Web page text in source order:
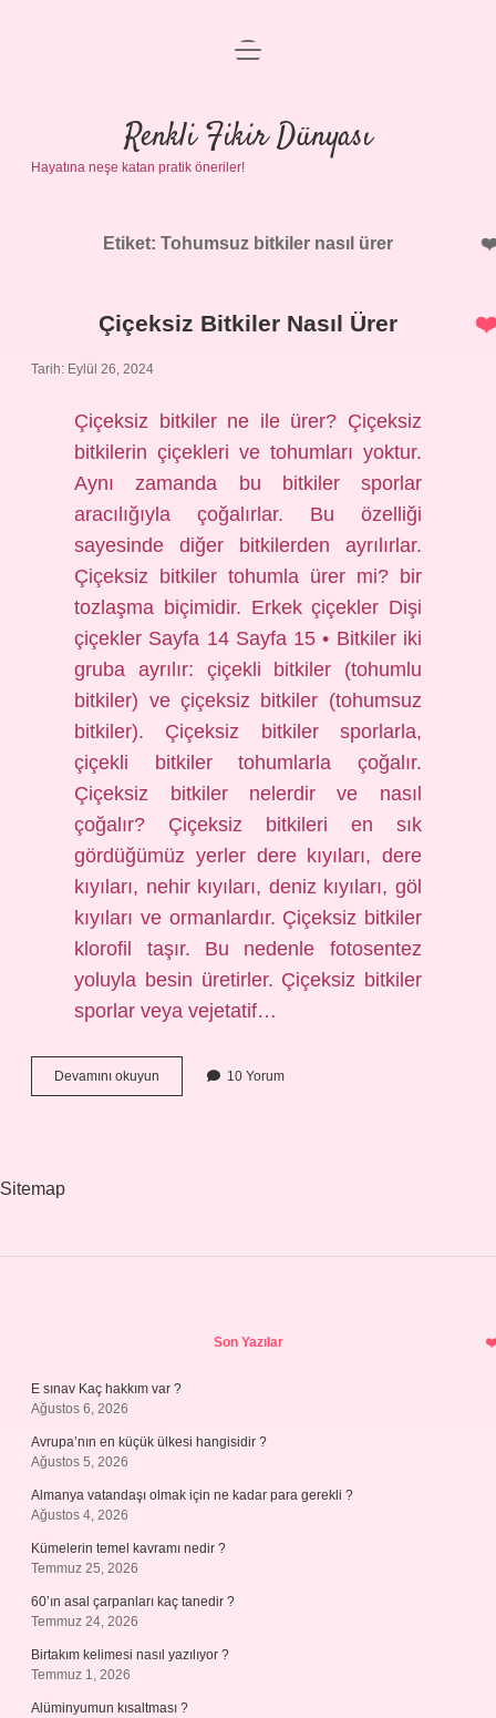
Anasayfa
Gizlilik Politikası
Yasal Uyarı
menüyü
Renkli Fikir Dünyası
Hayatına neşe katan pratik öneriler!
Etiket: Tohumsuz bitkiler nasıl ürer
Çiçeksiz Bitkiler Nasıl Ürer
Tarih: Eylül 26, 2024
Çiçeksiz bitkiler ne ile ürer? Çiçeksiz
bitkilerin çiçekleri ve tohumları yoktur.
Aynı zamanda bu bitkiler sporlar
aracılığıyla çoğalırlar. Bu özelliği
sayesinde diğer bitkilerden ayrılırlar.
Çiçeksiz bitkiler tohumla ürer mi? bir
tozlaşma biçimidir. Erkek çiçekler Dişi
çiçekler Sayfa 14 Sayfa 15 • Bitkiler iki
gruba ayrılır: çiçekli bitkiler (tohumlu
bitkiler) ve çiçeksiz bitkiler (tohumsuz
bitkiler). Çiçeksiz bitkiler sporlarla,
çiçekli bitkiler tohumlarla çoğalır.
Çiçeksiz bitkiler nelerdir ve nasıl
çoğalır? Çiçeksiz bitkileri en sık
gördüğümüz yerler dere kıyıları, dere
kıyıları, nehir kıyıları, deniz kıyıları, göl
kıyıları ve ormanlardır. Çiçeksiz bitkiler
klorofil taşır. Bu nedenle fotosentez
yoluyla besin üretirler. Çiçeksiz bitkiler
sporlar veya vejetatif…
Devamını okuyun Çiçeksiz
Bitkiler
10 Yorum
Sitemap
Son Yazılar
E sınav Kaç hakkım var ?
Ağustos 6, 2026
Avrupa’nın en küçük ülkesi hangisidir ?
Ağustos 5, 2026
Almanya vatandaşı olmak için ne kadar para gerekli ?
Ağustos 4, 2026
Kümelerin temel kavramı nedir ?
Temmuz 25, 2026
60’ın asal çarpanları kaç tanedir ?
Temmuz 24, 2026
Birtakım kelimesi nasıl yazılıyor ?
Temmuz 1, 2026
Alüminyumun kısaltması ?